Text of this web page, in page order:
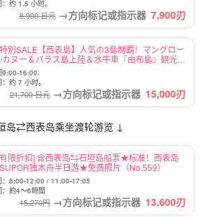
约 1.5 小时。
8,900 日元 →方向标记或指示器 7,900刃
別SALE【西表島】人気の3島制覇！マングロー
カヌー＆バラス島上陸＆水牛車『由布島』観光ツ
真無料（No.78）
9:00-16:00.
约 7 小时。
21,700 日元 →方向标记或指示器 15,000刃
岛⇄西表岛乘坐渡轮游览 ↓
限折扣] 含西表岛⇆石垣岛船票★标准！西表岛
独木舟半日游★免费照片（No.559）
：8:00-12:00 / 11:00-17:05
：約4～6時間
15,270円 →方向标记或指示器 13,600刃